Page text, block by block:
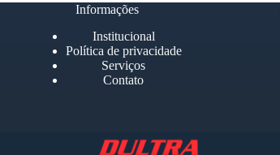
Informações
Institucional
Política de privacidade
Serviços
Contato